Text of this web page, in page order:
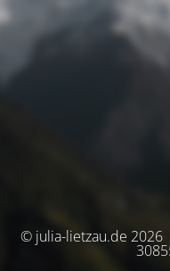
© julia-lietzau.de 2026